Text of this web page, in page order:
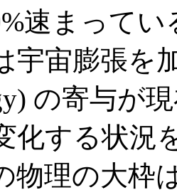
速まって
宇宙膨張を
の寄与が
化する状況
物理の大枠